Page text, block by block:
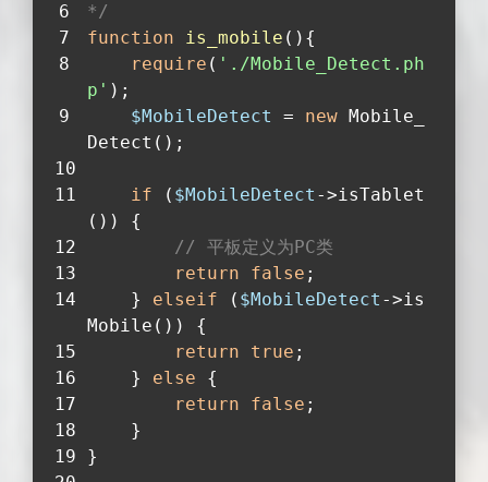
*/
function
is_mobile ( ) {
require ( './Mobile_Detect.ph
p' );
$MobileDetect
= new Mobile_
Detect();
if ( $MobileDetect ->isTablet
()) {
// 平板定义为PC类
return
false ;
    }
elseif ( $MobileDetect ->is
Mobile()) {
return
true ;
    }
else {
return
false ;
    }
}